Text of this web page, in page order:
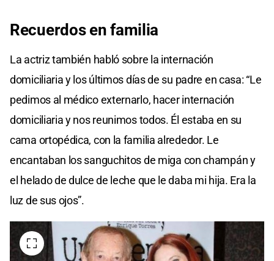
Recuerdos en familia
La actriz también habló sobre la internación
domiciliaria y los últimos días de su padre en casa: “Le
pedimos al médico externarlo, hacer internación
domiciliaria y nos reunimos todos. Él estaba en su
cama ortopédica, con la familia alrededor. Le
encantaban los sanguchitos de miga con champán y
el helado de dulce de leche que le daba mi hija. Era la
luz de sus ojos”.